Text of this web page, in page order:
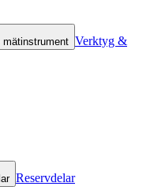
mätinstrument Verktyg &
Reservdelar